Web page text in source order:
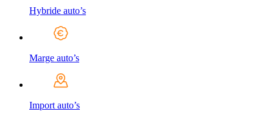
Hybride auto’s
Marge auto’s
Import auto’s